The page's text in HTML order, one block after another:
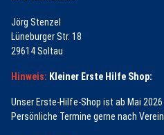
Jörg Stenzel
Lüneburger Str. 18
29614 Soltau
Hinweis: Kleiner Erste Hilfe Shop:
Unser Erste-Hilfe-Shop ist ab Mai
Persönliche Termine gerne nach